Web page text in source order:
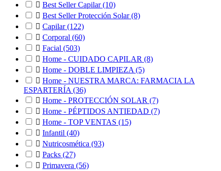
 Best Seller Capilar(10)
 Best Seller Protección Solar(8)
 Capilar(122)
 Corporal (60)
 Facial (503)
 Home - CUIDADO CAPILAR (8)
 Home - DOBLE LIMPIEZA (5)
 Home - NUESTRA MARCA: FARMACIA LA
ESPARTERÍA (36)
 Home - PROTECCIÓN SOLAR (7)
 Home - PÉPTIDOS ANTIEDAD (7)
 Home - TOP VENTAS (15)
 Infantil (40)
 Nutricosmética (93)
 Packs (27)
 Primavera (56)